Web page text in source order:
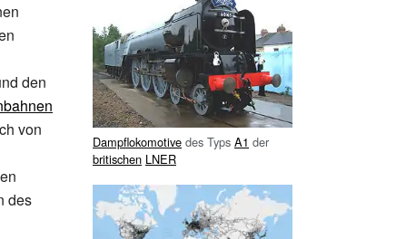
Dampflokomotive des Typs A1 der
britischen LNER
den
von
des